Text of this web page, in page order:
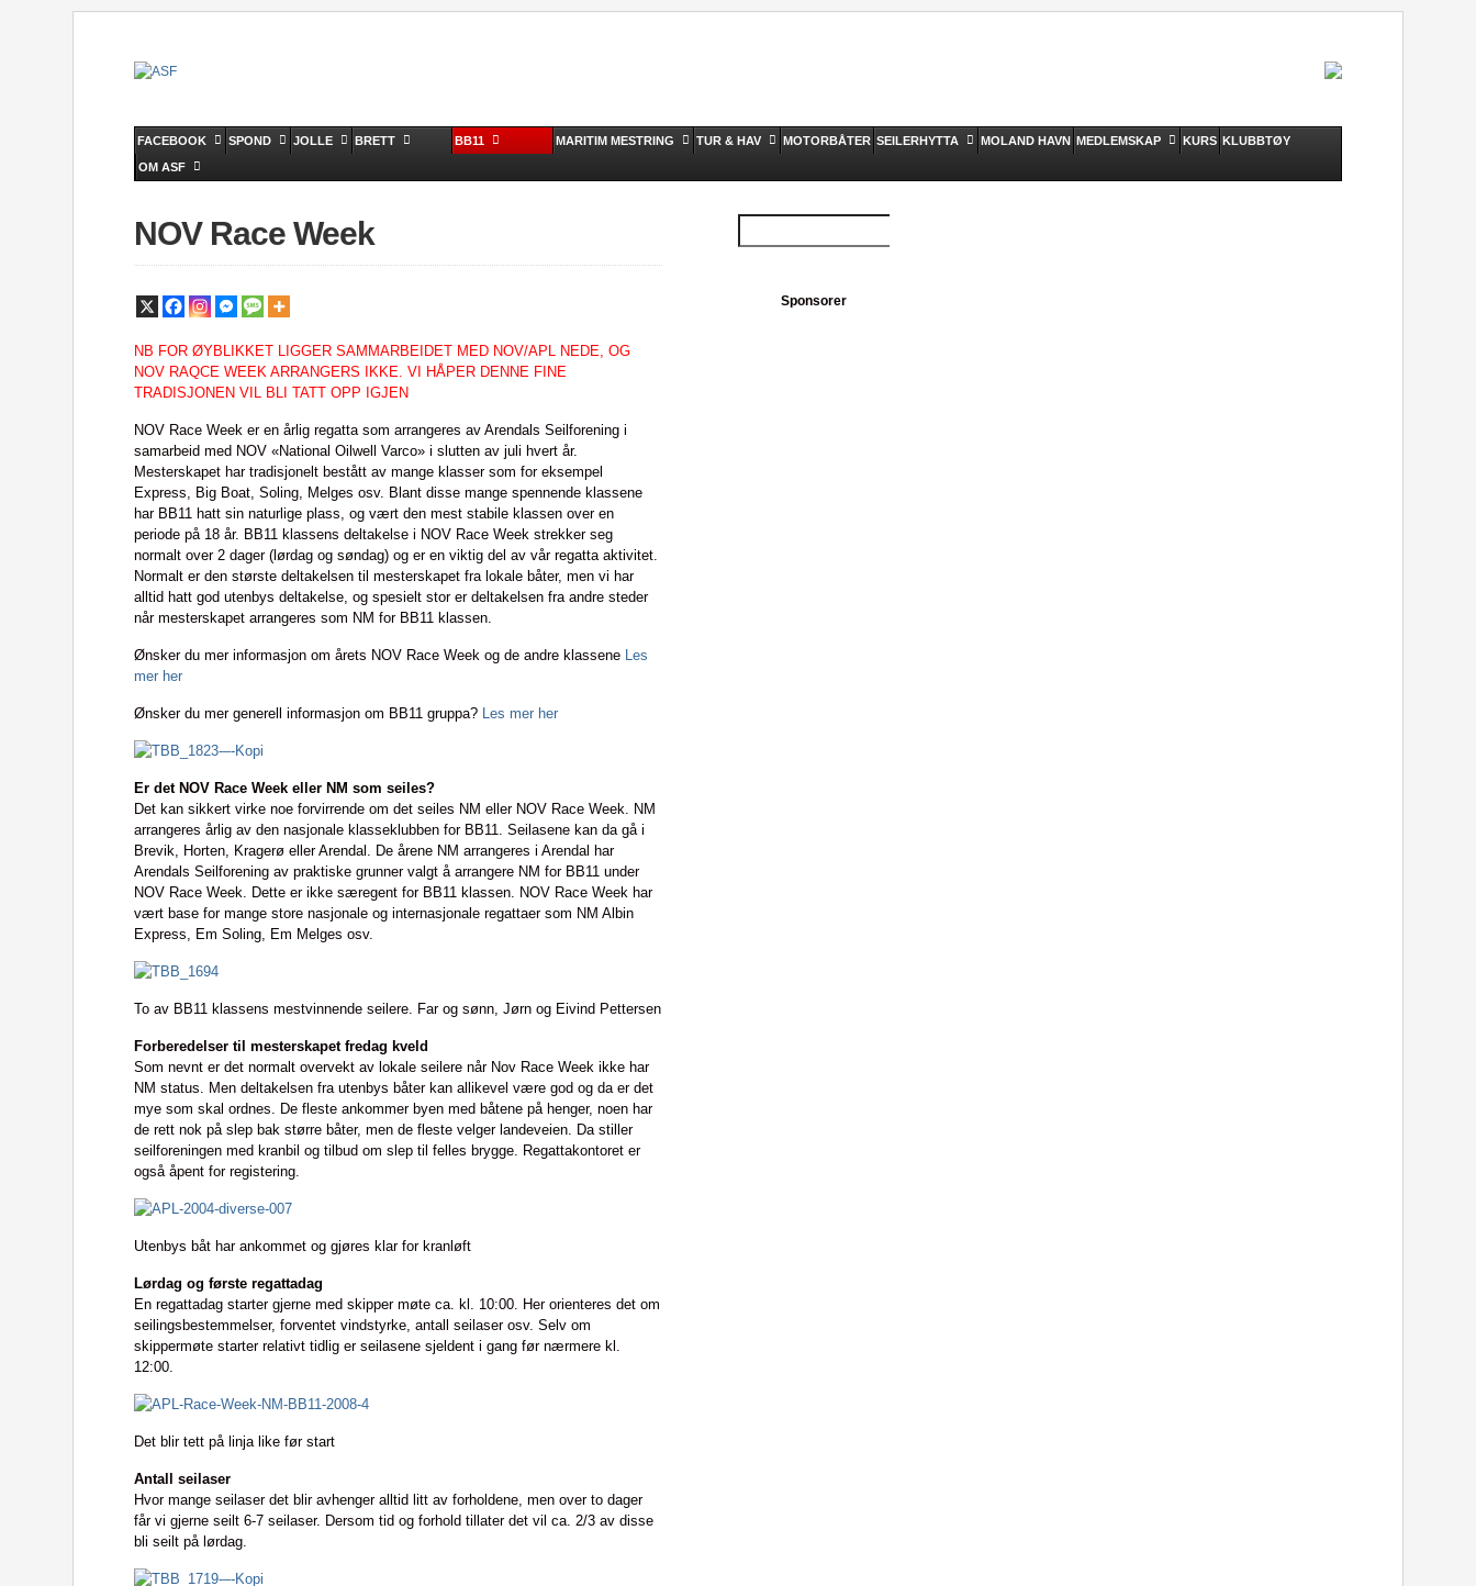
FACEBOOK SPOND JOLLE BRETT BB11 MARITIM MESTRING TUR & HAV MOTORBÅTER SEILERHYTTA MOLAND HAVN MEDLEMSKAP KURS KLUBBTØY
OM ASF
NOV Race Week
NB FOR ØYBLIKKET LIGGER SAMMARBEIDET MED NOV/APL NEDE, OG
NOV RAQCE WEEK ARRANGERS IKKE. VI HÅPER DENNE FINE
TRADISJONEN VIL BLI TATT OPP IGJEN
NOV Race Week er en årlig regatta som arrangeres av Arendals Seilforening i
samarbeid med NOV «National Oilwell Varco» i slutten av juli hvert år.
Mesterskapet har tradisjonelt bestått av mange klasser som for eksempel
Express, Big Boat, Soling, Melges osv. Blant disse mange spennende klassene
har BB11 hatt sin naturlige plass, og vært den mest stabile klassen over en
periode på 18 år. BB11 klassens deltakelse i NOV Race Week strekker seg
normalt over 2 dager (lørdag og søndag) og er en viktig del av vår regatta aktivitet.
Normalt er den største deltakelsen til mesterskapet fra lokale båter, men vi har
alltid hatt god utenbys deltakelse, og spesielt stor er deltakelsen fra andre steder
når mesterskapet arrangeres som NM for BB11 klassen.
Ønsker du mer informasjon om årets NOV Race Week og de andre klassene Les
mer her
Ønsker du mer generell informasjon om BB11 gruppa? Les mer her
Er det NOV Race Week eller NM som seiles?
Det kan sikkert virke noe forvirrende om det seiles NM eller NOV Race Week. NM
arrangeres årlig av den nasjonale klasseklubben for BB11. Seilasene kan da gå i
Brevik, Horten, Kragerø eller Arendal. De årene NM arrangeres i Arendal har
Arendals Seilforening av praktiske grunner valgt å arrangere NM for BB11 under
NOV Race Week. Dette er ikke særegent for BB11 klassen. NOV Race Week har
vært base for mange store nasjonale og internasjonale regattaer som NM Albin
Express, Em Soling, Em Melges osv.
To av BB11 klassens mestvinnende seilere. Far og sønn, Jørn og Eivind Pettersen
Forberedelser til mesterskapet fredag kveld
Som nevnt er det normalt overvekt av lokale seilere når Nov Race Week ikke har
NM status. Men deltakelsen fra utenbys båter kan allikevel være god og da er det
mye som skal ordnes. De fleste ankommer byen med båtene på henger, noen har
de rett nok på slep bak større båter, men de fleste velger landeveien. Da stiller
seilforeningen med kranbil og tilbud om slep til felles brygge. Regattakontoret er
også åpent for registering.
Utenbys båt har ankommet og gjøres klar for kranløft
Lørdag og første regattadag
En regattadag starter gjerne med skipper møte ca. kl. 10:00. Her orienteres det om
seilingsbestemmelser, forventet vindstyrke, antall seilaser osv. Selv om
skippermøte starter relativt tidlig er seilasene sjeldent i gang før nærmere kl.
12:00.
Det blir tett på linja like før start
Antall seilaser
Hvor mange seilaser det blir avhenger alltid litt av forholdene, men over to dager
får vi gjerne seilt 6-7 seilaser. Dersom tid og forhold tillater det vil ca. 2/3 av disse
bli seilt på lørdag.
Sponsorer